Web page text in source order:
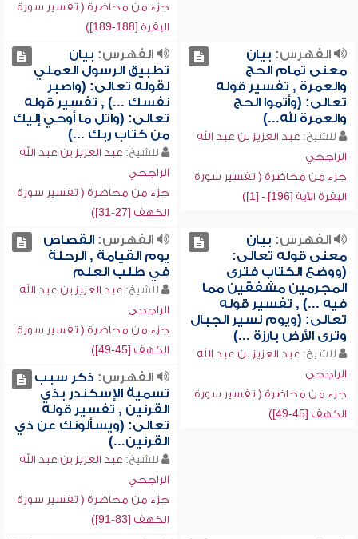
جزء من محاضرة ( تفسير سورة
البقرة [188-189])
الفهرس: بيان
معنى تمام الحج
والعمرة , تفسير قوله
تعالى: (وأتموا الحج
والعمرة لله...)
للشيخ: عبد العزيز بن عبد الله
الراجحي
جزء من محاضرة ( تفسير سورة
البقرة الآية [196] - [1])
الفهرس: بيان
تطبيق الرسول العملي
لقوله تعالى: (واصبر
نفسك ...) , تفسير قوله
تعالى: (واتل ما أوحي إليك
من كتاب ربك ...)
للشيخ: عبد العزيز بن عبد الله
الراجحي
جزء من محاضرة ( تفسير سورة
الكهف [27-31])
الفهرس: بيان
معنى قوله تعالى:
(ووضع الكتاب فترى
المجرمين مشفقين مما
فيه ...) , تفسير قوله
تعالى: (ويوم نسير الجبال
وترى الأرض بارزة ...)
للشيخ: عبد العزيز بن عبد الله
الراجحي
جزء من محاضرة ( تفسير سورة
الكهف [45-49])
الفهرس:القصاص
يوم القيامة , الرحلة
في طلب العلم
للشيخ: عبد العزيز بن عبد الله
الراجحي
جزء من محاضرة ( تفسير سورة
الكهف [45-49])
الفهرس: ذكر سبب
تسمية الإسكندر بذي
القرنين , تفسير قوله
تعالى: (ويسألونك عن ذي
القرنين...)
للشيخ: عبد العزيز بن عبد الله
الراجحي
جزء من محاضرة ( تفسير سورة
الكهف [83-91])